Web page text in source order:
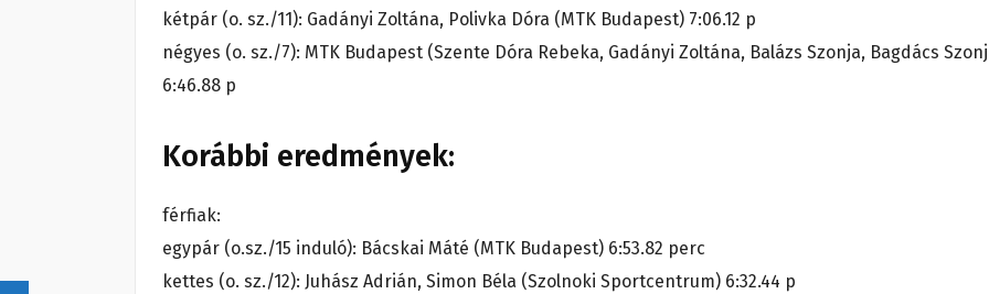
kétpár (o. sz./11): Gadányi Zoltána, Polivka Dóra (MTK Budapest) 7:06.12 p
négyes (o. sz./7): MTK Budapest (Szente Dóra Rebeka, Gadányi Zoltána, Balázs Szonja, Bagdács
6:46.88 p
Korábbi eredmények:
férfiak:
egypár (o.sz./15 induló): Bácskai Máté (MTK Budapest) 6:53.82 perc
kettes (o. sz./12): Juhász Adrián, Simon Béla (Szolnoki Sportcentrum) 6:32.44 p